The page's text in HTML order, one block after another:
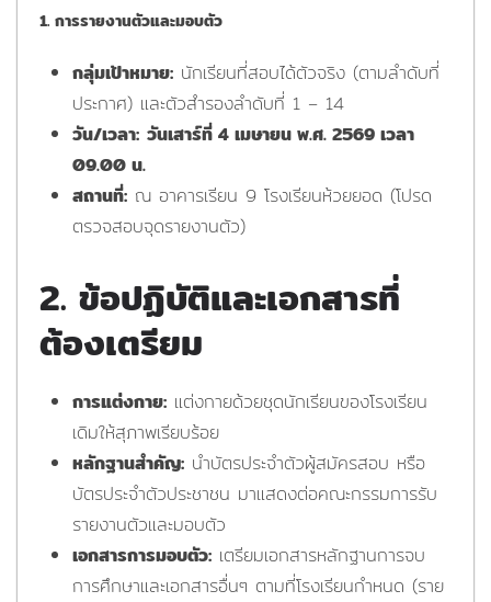
1. การรายงานตัวและมอบตัว
กลุ่มเป้าหมาย: นักเรียนที่สอบได้ตัวจริง (ตามลำดับที่
ประกาศ) และตัวสำรองลำดับที่ 1 – 14
วัน/เวลา: วันเสาร์ที่ 4 เมษายน พ.ศ. 2569 เวลา
09.00 น.
สถานที่: ณ อาคารเรียน 9 โรงเรียนห้วยยอด (โปรด
ตรวจสอบจุดรายงานตัว)
2. ข้อปฏิบัติและเอกสารที่
ต้องเตรียม
การแต่งกาย: แต่งกายด้วยชุดนักเรียนของโรงเรียน
เดิมให้สุภาพเรียบร้อย
หลักฐานสำคัญ: นำบัตรประจำตัวผู้สมัครสอบ หรือ
บัตรประจำตัวประชาชน มาแสดงต่อคณะกรรมการรับ
รายงานตัวและมอบตัว
เอกสารการมอบตัว: เตรียมเอกสารหลักฐานการจบ
การศึกษาและเอกสารอื่นๆ ตามที่โรงเรียนกำหนด (ราย